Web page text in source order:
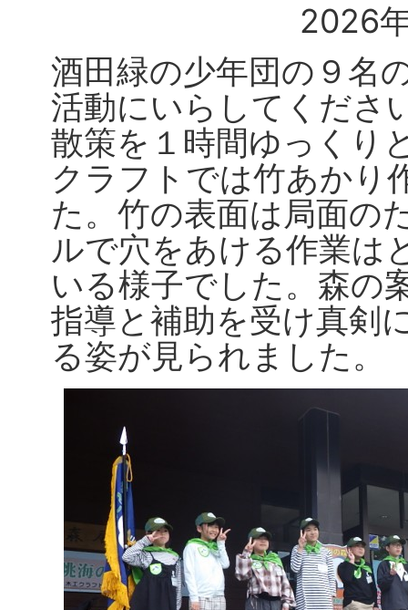
2026
酒田緑の少年団の９名
活動にいらしてくださ
散策を１時間ゆっくり
クラフトでは竹あかり
た。竹の表面は局面の
ルで穴をあける作業は
いる様子でした。森の
指導と補助を受け真剣
る姿が見られました。